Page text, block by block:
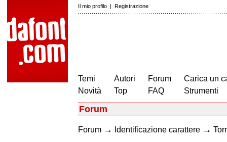
Il mio profilo | Registrazione
Temi
Novità
Autori
Top
Forum
FAQ
Carica un
Strumenti
Forum
Forum → Identificazione carattere →